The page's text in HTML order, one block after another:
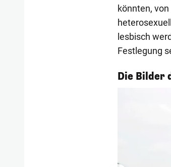
könnten,
lesbisch
Festlegung
Die Bilder
1/57